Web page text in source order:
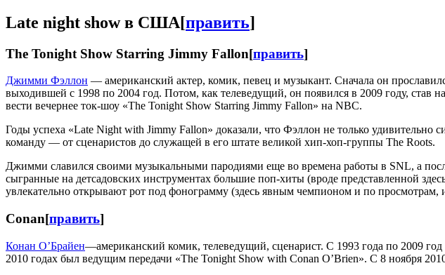
Late night show в США[править]
The Tonight Show Starring Jimmy Fallon[править]
Джимми Фэллон — американский актер, комик, певец и музыкант. Сначала он
выходившей с 1998 по 2004 год. Потом, как телеведущий, он появился в 2009 году, став
вести вечернее ток-шоу «The Tonight Show Starring Jimmy Fallon» на NBC.
Годы успеха «Late Night with Jimmy Fallon» доказали, что Фэллон не только
команду — от сценаристов до служащей в его штате великой хип-хоп-группы The Roots.
Джимми славился своими музыкальными пародиями еще во времена работы в SNL, а
сыгранные на детсадовских инструментах большие поп-хиты (вроде представленной
увлекательно открывают рот под фонограмму (здесь явным чемпионом и по просмотрам,
Conan[править]
Конан О’Брайен—американский комик, телеведущий, сценарист. С 1993 года по 2009
2010 годах был ведущим передачи «The Tonight Show with Conan O’Brien». С 8 ноября